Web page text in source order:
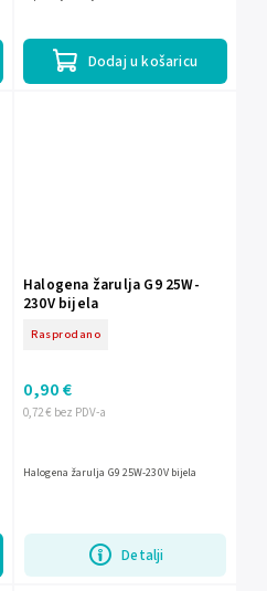
Dodaj u košaricu
Halogena žarulja G9 25W-
230V bijela
Rasprodano
0,72 € bez PDV-a
0,90 €
Detalji
Halogena žarulja G9 25W-230V bijela